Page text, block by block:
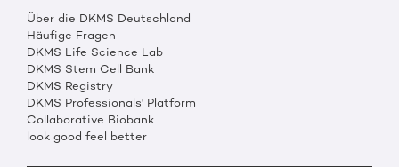
Über die DKMS Deutschland
Häufige Fragen
DKMS Life Science Lab
DKMS Stem Cell Bank
DKMS Registry
DKMS Professionals' Platform
Collaborative Biobank
look good feel better